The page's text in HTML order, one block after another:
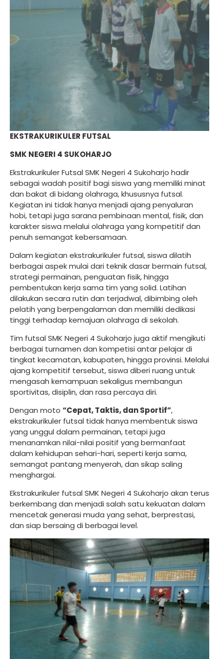
Info dan SK
Sepak Bola
Futsal
Bahasa Inggris
Seni Musik
PMR
Paskibraka
Jurnalistik
EKSTRAKURIKULER FUTSAL
SMK NEGERI 4 SUKOHARJO
Ekstrakurikuler Futsal SMK Negeri 4 Sukoharjo hadir
sebagai wadah positif bagi siswa yang memiliki minat
dan bakat di bidang olahraga, khususnya futsal.
Kegiatan ini tidak hanya menjadi ajang penyaluran
hobi, tetapi juga sarana pembinaan mental, fisik, dan
karakter siswa melalui olahraga yang kompetitif dan
penuh semangat kebersamaan.
Dalam kegiatan ekstrakurikuler futsal, siswa dilatih
berbagai aspek mulai dari teknik dasar bermain futsal,
strategi permainan, penguatan fisik, hingga
pembentukan kerja sama tim yang solid. Latihan
dilakukan secara rutin dan terjadwal, dibimbing oleh
pelatih yang berpengalaman dan memiliki dedikasi
tinggi terhadap kemajuan olahraga di sekolah.
Tim futsal SMK Negeri 4 Sukoharjo juga aktif mengikuti
berbagai turnamen dan kompetisi antar pelajar di
tingkat kecamatan, kabupaten, hingga provinsi. Melalui
ajang kompetitif tersebut, siswa diberi ruang untuk
mengasah kemampuan sekaligus membangun
sportivitas, disiplin, dan rasa percaya diri.
Dengan moto “Cepat, Taktis, dan Sportif”,
ekstrakurikuler futsal tidak hanya membentuk siswa
yang unggul dalam permainan, tetapi juga
menanamkan nilai-nilai positif yang bermanfaat
dalam kehidupan sehari-hari, seperti kerja sama,
semangat pantang menyerah, dan sikap saling
menghargai.
Ekstrakurikuler futsal SMK Negeri 4 Sukoharjo akan terus
berkembang dan menjadi salah satu kekuatan dalam
mencetak generasi muda yang sehat, berprestasi,
dan siap bersaing di berbagai level.